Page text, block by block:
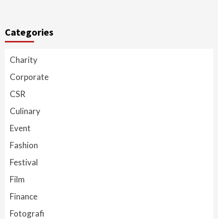
Categories
Charity
Corporate
CSR
Culinary
Event
Fashion
Festival
Film
Finance
Fotografi